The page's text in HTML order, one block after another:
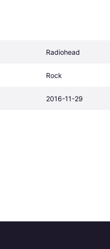
Radiohead
Rock
2016-11-29